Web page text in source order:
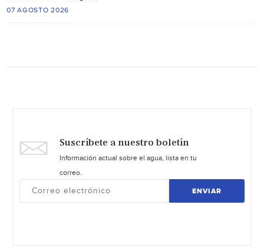
07 AGOSTO 2026
Suscríbete a nuestro boletín
Información actual sobre el agua, lista en tu
correo.
ENVIAR